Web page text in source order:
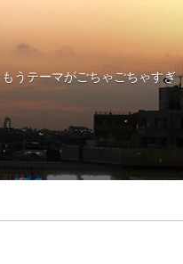
うテーマがごちゃごちゃすぎ